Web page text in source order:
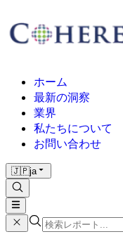
ホーム
最新の洞察
業界
私たちについて
お問い合わせ
🇯🇵ja